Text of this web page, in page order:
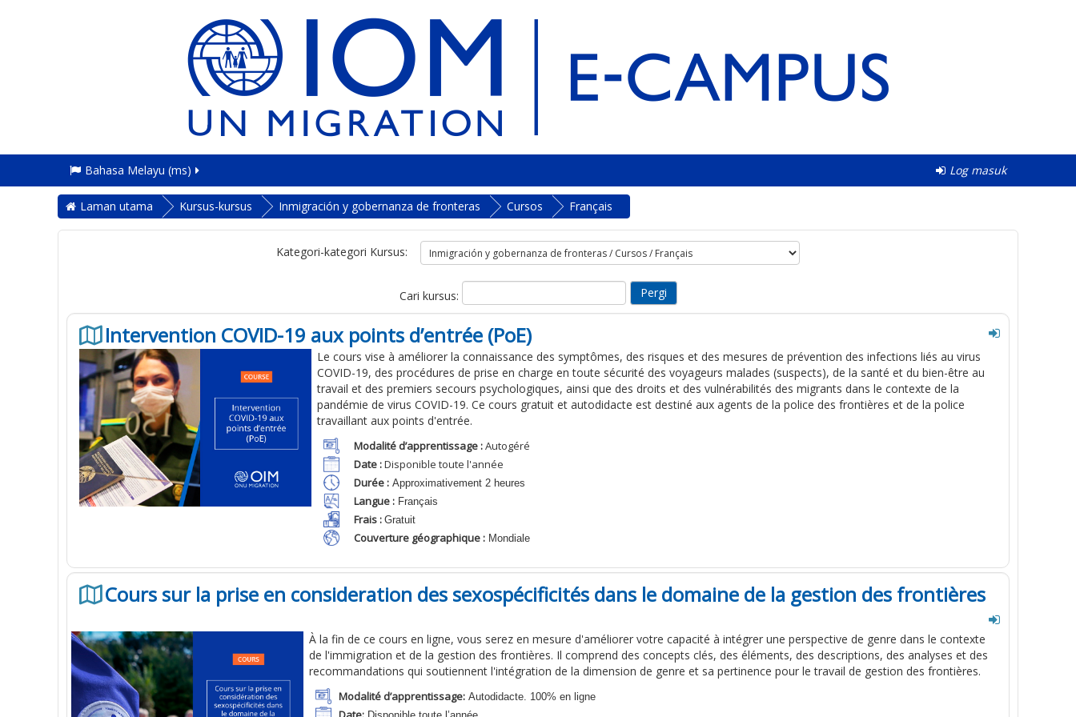
Log masuk
Bahasa Melayu ‎(ms)‎
Laman utama Kursus-kursus Inmigración y gobernanza de fronteras Cursos Français
Kategori-kategori Kursus:
Cari kursus:
Intervention COVID-19 aux points d’entrée (PoE)
Le cours vise à améliorer la connaissance des symptômes, des risques et des mesures de prévention des infections liés au virus
COVID-19, des procédures de prise en charge en toute sécurité des voyageurs malades (suspects), de la santé et du bien-être au
travail et des premiers secours psychologiques, ainsi que des droits et des vulnérabilités des migrants dans le contexte de la
pandémie de virus COVID-19. Ce cours gratuit et autodidacte est destiné aux agents de la police des frontières et de la police
travaillant aux points d'entrée.
Modalité d’apprentissage :Autogéré
Date :Disponible toute l'année
Durée : Approximativement 2 heures
Langue : Français
Frais : Gratuit
Couverture géographique : Mondiale
Cours sur la prise en consideration des sexospécificités dans le domaine de la gestion des frontières
À la fin de ce cours en ligne, vous serez en mesure d'améliorer votre capacité à intégrer une perspective de genre dans le contexte
de l'immigration et de la gestion des frontières. Il comprend des concepts clés, des éléments, des descriptions, des analyses et des
recommandations qui soutiennent l'intégration de la dimension de genre et sa pertinence pour letravail de gestion des frontières.
Modalité d’apprentissage: Autodidacte. 100% en ligne